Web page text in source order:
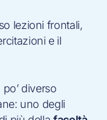
lezioni frontali,
e il
diverso
uno degli